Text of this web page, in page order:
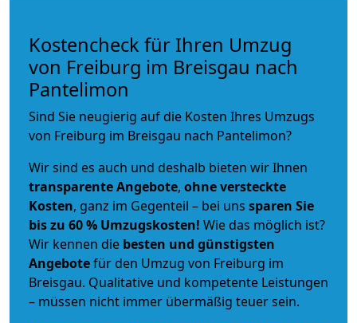
Kostencheck für Ihren Umzug
von Freiburg im Breisgau nach
Pantelimon
Sind Sie neugierig auf die Kosten Ihres Umzugs
von Freiburg im Breisgau nach Pantelimon?
Wir sind es auch und deshalb bieten wir Ihnen
transparente Angebote, ohne versteckte
Kosten, ganz im Gegenteil – bei uns sparen Sie
bis zu 60 % Umzugskosten! Wie das möglich ist?
Wir kennen die besten und günstigsten
Angebotefür den Umzug von Freiburg im
Breisgau. Qualitative und kompetente Leistungen
– müssen nicht immer übermäßig teuer sein.